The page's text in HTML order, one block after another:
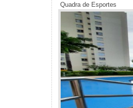
Quadra de Esportes